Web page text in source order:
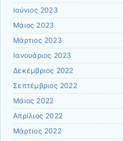
Ιούνιος 2023
Μάιος 2023
Μάρτιος 2023
Ιανουάριος 2023
Δεκέμβριος 2022
Σεπτέμβριος 2022
Μάιος 2022
Απρίλιος 2022
Μάρτιος 2022